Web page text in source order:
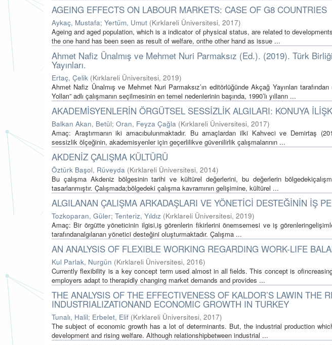
AGEING EFFECTS ON LABOUR MARKETS: CASE OF G8 COUNTRIES
Aykaç, Mustafa; Yertüm, Umut (Kırklareli Üniversitesi, 2017)
Ageing and aged population, which is a indicator of physical status, are related to
the one hand has been seen as result of welfare, onthe other hand as issue ...
Ahmet Nafiz Ünalmış ve Mehmet Nuri Parmaksız (Ed.). (2019). Türk
Yayınları.
Ertaç, Çelik (Kırklareli Üniversitesi, 2019)
Ahmet Nafiz Ünalmış ve Mehmet Nuri Parmaksız’ın editörlüğünde Akçağ Yayınları
Yolları” adlı çalışmanın seçilmesinin en temel nedenlerinin başında, 1990’lı yılların ...
AKADEMİSYENLERİN ÖRGÜTSEL SESSİZLİK ALGILARI: KONUYA
Balkan Akan, Betül; Oran, Feyza Çağla (Kırklareli Üniversitesi, 2017)
Amaç: Araştırmanın iki amacıbulunmaktadır. Bu amaçlardan ilki Kahveci ve Demirtaş
sessizlik ölçeğinin, akademisyenler için geçerlilikve güvenilirlik çalışmalarının ...
AKDENİZ ÇALIŞMA KÜLTÜRÜ
Öztürk Başol, Rüveyda (Kırklareli Üniversitesi, 2014)
Bu çalışma Akdeniz bölgesinin tarihi ve kültürel değerlerini, bu değerlerin
tasarlanmıştır. Çalışmada;bölgedeki çalışma kavramının gelişimine, kültürel ...
ALGILANAN ÇALIŞMA ARKADAŞLARI VE YÖNETİCİ DESTEĞİNİN İŞ
Tozkoparan, Güler; Tenteriz, Yıldız (Kırklareli Üniversitesi, 2019)
Amaç: Bir örgütte yöneticinin ilgisi,iş görenlerin fikirlerini önemsemesi ve iş
tarafındanalgılanan yönetici desteğini oluşturmaktadır. Çalışma ...
AN ANALYSIS OF FLEXIBLE WORKING REGARDING WORK-LIFE
Kul Parlak, Nurgün (Kırklareli Üniversitesi, 2016)
Currently flexibility is a key concept term used almost in all fields. This concept is
employers adapt to therapidly changing market demands and provides ...
THE ANALYSIS OF THE EFFECTIVENESS OF KALDOR’S LAWIN THE
INDUSTRIALIZATIONAND ECONOMIC GROWTH IN TURKEY
Tunalı, Halil; Erbelet, Elif (Kırklareli Üniversitesi, 2017)
The subject of economic growth has a lot of determinants. But, the industrial production
development and rising welfare. Although relationshipbetween industrial ...